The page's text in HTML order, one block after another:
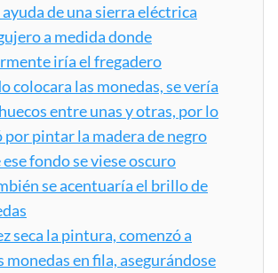
de una sierra eléctrica
a medida donde
iría el fregadero
colocara las monedas, se vería
entre unas y otras, por lo
por pintar la madera de negro
fondo se viese oscuro
se acentuaría el brillo de
seca la pintura, comenzó a
monedas en fila, asegurándose